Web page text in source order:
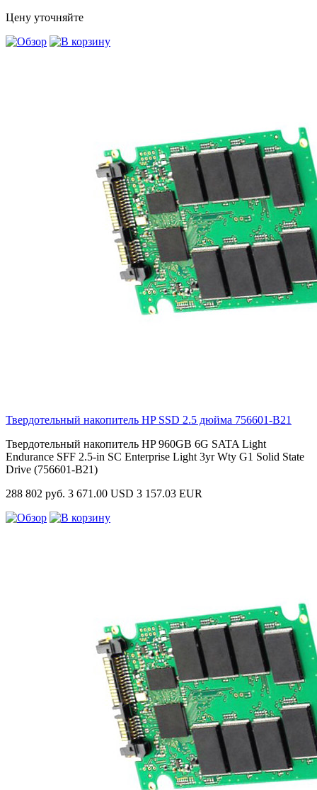
Цену уточняйте
Твердотельный накопитель HP SSD 2.5 дюйма 756601-B21
Твердотельный накопитель HP 960GB 6G SATA Light
Endurance SFF 2.5-in SC Enterprise Light 3yr Wty G1 Solid State
Drive (756601-B21)
288 802 руб. 3 671.00 USD 3 157.03 EUR